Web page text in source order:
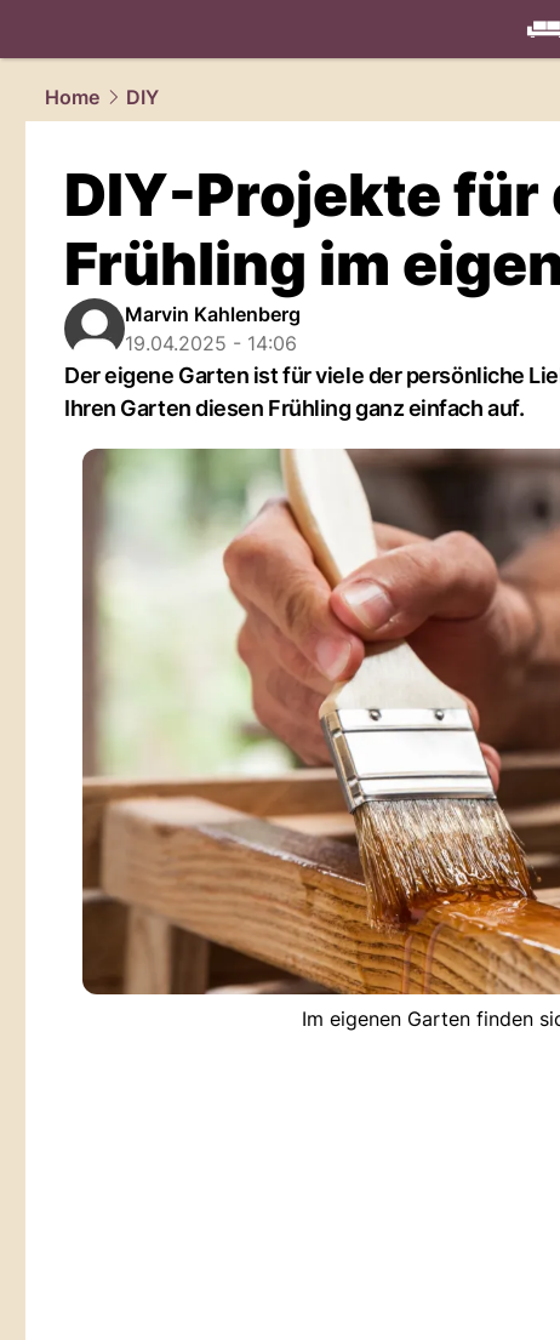
living.
Home
DIY
DIY-Projekte
Frühling im
Marvin Kahlenberg
19.04.2025 - 14:06
Der eigene Garten ist für viele der persönliche
Ihren Garten diesen Frühling ganz einfach auf.
Im eigenen Garten finden